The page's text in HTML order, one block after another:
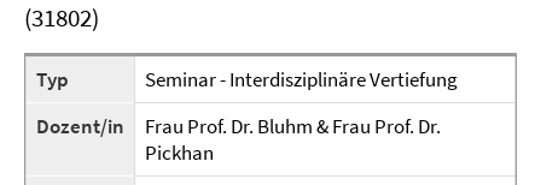
(31802)
Typ
Seminar - Interdisziplinäre Vertiefung
Dozent/in
Frau Prof. Dr. Bluhm & Frau Prof. Dr.
Pickhan